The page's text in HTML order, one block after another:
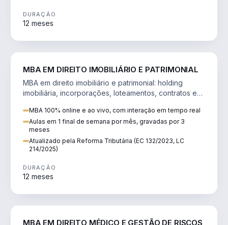
DURAÇÃO
12 meses
MBA EM DIREITO IMOBILIÁRIO E PATRIMONIAL
MBA em direito imobiliário e patrimonial: holding
imobiliária, incorporações, loteamentos, contratos e
MBA 100% online e ao vivo, com interação em tempo real
Aulas em 1 final de semana por mês, gravadas por 3
meses
Atualizado pela Reforma Tributária (EC 132/2023, LC
214/2025)
DURAÇÃO
12 meses
MBA EM DIREITO MÉDICO E GESTÃO DE RISCOS